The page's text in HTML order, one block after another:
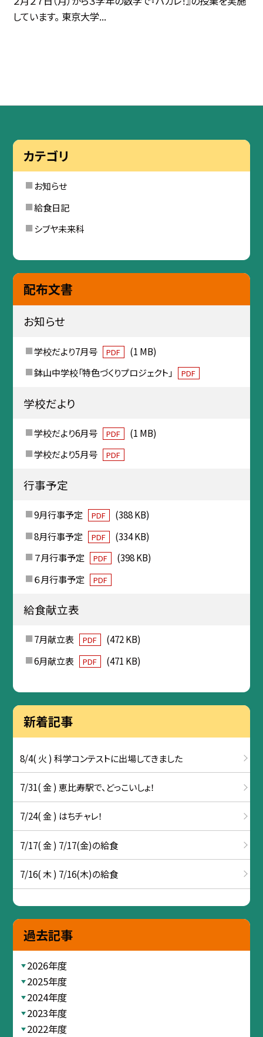
しています。 東京大学...
カテゴリ
お知らせ
給食日記
シブヤ未来科
配布文書
お知らせ
学校だより7月号 PDF
(1 MB)
鉢山中学校「特色づくりプロジェクト」
PDF
学校だより
学校だより6月号 PDF
(1 MB)
学校だより5月号
PDF
行事予定
9月行事予定 PDF
(388 KB)
8月行事予定
PDF
(334 KB)
７月行事予定
PDF
(398 KB)
６月行事予定
PDF
給食献立表
7月献立表 PDF
(472 KB)
6月献立表
PDF (471 KB)
新着記事
8/4( 火 ) 科学コンテストに出場してきました
7/31( 金 ) 恵比寿駅で、どっこいしょ！
7/24( 金 ) はちチャレ！
7/17( 金 ) 7/17(金)の給食
7/16( 木 ) 7/16(木)の給食
過去記事
2026年度
2025年度
2024年度
2023年度
2022年度